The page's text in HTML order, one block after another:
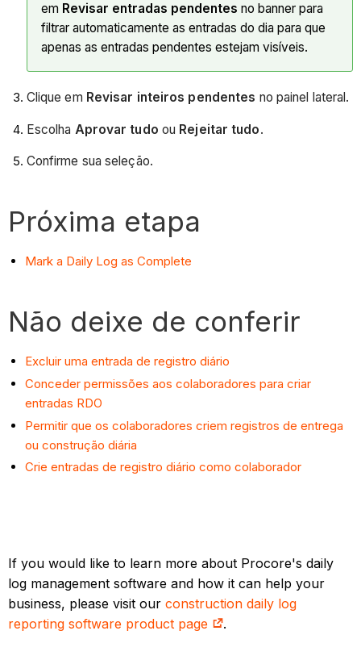
em Revisar entradas pendentes no banner para
filtrar automaticamente as entradas do dia para que
apenas as entradas pendentes estejam visíveis.
Clique em Revisar inteiros pendentes no painel lateral.
Escolha Aprovar tudo ou Rejeitar tudo.
Confirme sua seleção.
Próxima etapa
Mark a Daily Log as Complete
Não deixe de conferir
Excluir uma entrada de registro diário
Conceder permissões aos colaboradores para criar
entradas RDO
Permitir que os colaboradores criem registros de entrega
ou construção diária
Crie entradas de registro diário como colaborador
If you would like to learn more about Procore's daily
log management software and how it can help your
business, please visit ourconstruction daily log
reporting software product page
.